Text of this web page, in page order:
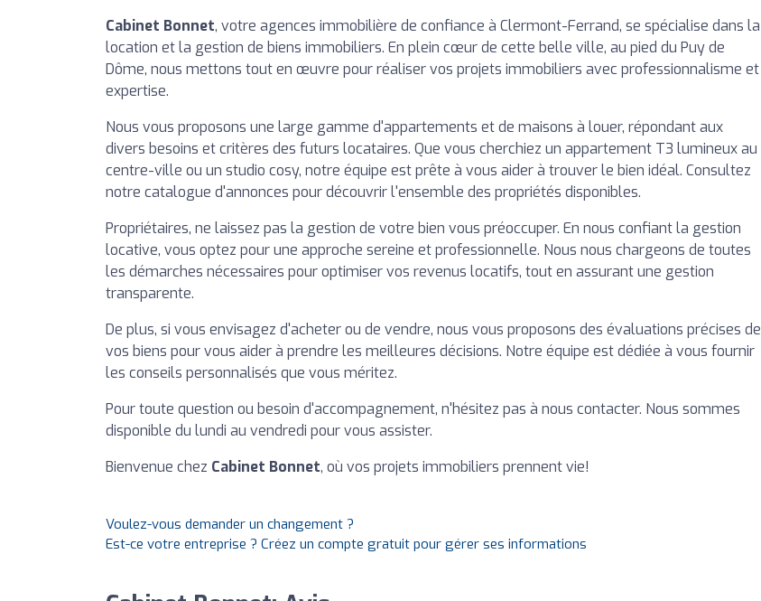
Cabinet Bonnet, votre agences immobilière de confiance à Clermont-Ferrand, se spécialise dans la
location et la gestion de biens immobiliers. En plein cœur de cette belle ville, au pied du Puy de
Dôme, nous mettons tout en œuvre pour réaliser vos projets immobiliers avec professionnalisme et
expertise.
Nous vous proposons une large gamme d'appartements et de maisons à louer, répondant aux
divers besoins et critères des futurs locataires. Que vous cherchiez un appartement T3 lumineux au
centre-ville ou un studio cosy, notre équipe est prête à vous aider à trouver le bien idéal. Consultez
notre catalogue d'annonces pour découvrir l'ensemble des propriétés disponibles.
Propriétaires, ne laissez pas la gestion de votre bien vous préoccuper. En nous confiant la gestion
locative, vous optez pour une approche sereine et professionnelle. Nous nous chargeons de toutes
les démarches nécessaires pour optimiser vos revenus locatifs, tout en assurant une gestion
transparente.
De plus, si vous envisagez d'acheter ou de vendre, nous vous proposons des évaluations précises de
vos biens pour vous aider à prendre les meilleures décisions. Notre équipe est dédiée à vous fournir
les conseils personnalisés que vous méritez.
Pour toute question ou besoin d'accompagnement, n'hésitez pas à nous contacter. Nous sommes
disponible du lundi au vendredi pour vous assister.
Bienvenue chez Cabinet Bonnet, où vos projets immobiliers prennent vie!
Voulez-vous demander un changement ?
Est-ce votre entreprise ? Créez un compte gratuit pour gérer ses informations